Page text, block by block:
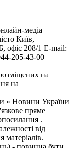
медіа –
Київ,
208/1 E-mail:
205-43-00
на
на
« Новини України
пряме
.
від
матеріалів.
- повинна бути